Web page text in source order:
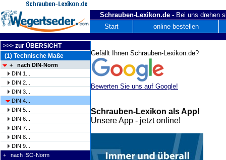
Schrauben-Lexikon.de - Bei uns drehen
Start
online bestellen
>>> zur ÜBERSICHT
(1) Technische Maße
+ nach DIN-Norm
DIN 1...
DIN 2...
DIN 3...
DIN 4...
DIN 5...
DIN 6...
DIN 7...
DIN 8...
DIN 9...
+ nach ISO-Norm
Gefällt Ihnen Schrauben-Lexikon.de?
Bewerten Sie uns auf Google!
Schrauben-Lexikon als App!
Unsere App - jetzt online!